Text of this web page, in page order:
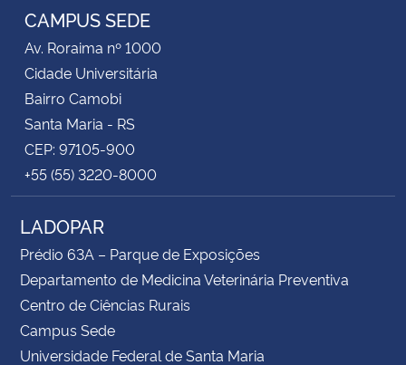
CAMPUS SEDE
Av. Roraima nº 1000
Cidade Universitária
Bairro Camobi
Santa Maria - RS
CEP: 97105-900
+55 (55) 3220-8000
LADOPAR
Prédio 63A – Parque de Exposições
Departamento de Medicina Veterinária Preventiva
Centro de Ciências Rurais
Campus Sede
Universidade Federal de Santa Maria